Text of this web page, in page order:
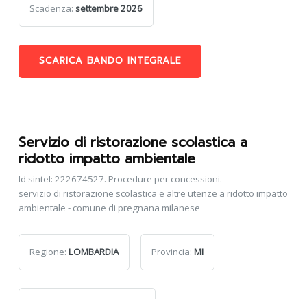
Scadenza: settembre 2026
SCARICA BANDO INTEGRALE
Servizio di ristorazione scolastica a
ridotto impatto ambientale
Id sintel: 222674527. Procedure per concessioni.
servizio di ristorazione scolastica e altre utenze a ridotto impatto
ambientale - comune di pregnana milanese
Regione: LOMBARDIA Provincia: MI